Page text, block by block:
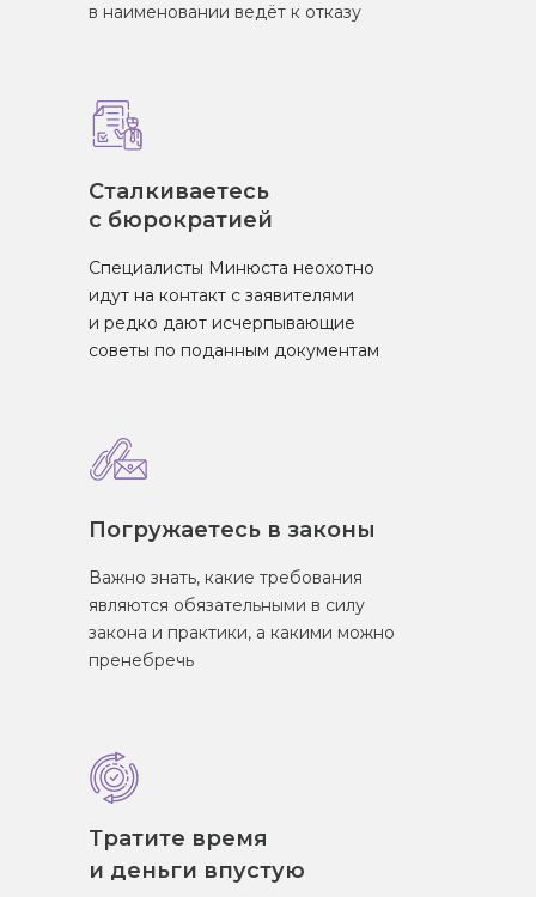
Специалисты Минюста неохотно
идут на контакт с заявителями
и редко дают исчерпывающие
советы по поданным документам
Сталкиваетесь
c бюрократией
в наименовании ведёт к отказу
Важно знать, какие требования
являются обязательными в силу
закона и практики, а какими можно
пренебречь
Погружаетесь в законы
Тратите время
и деньги впустую